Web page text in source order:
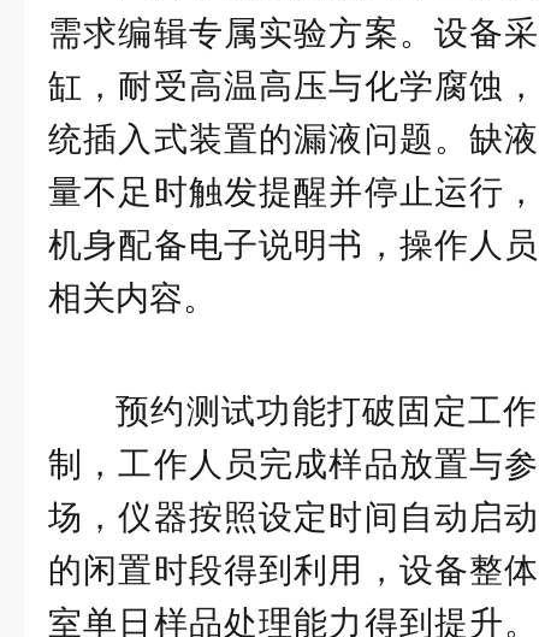
需求编辑专属实验方案。设备
缸，耐受高温高压与化学腐蚀
统插入式装置的漏液问题。缺
量不足时触发提醒并停止运行
机身配备电子说明书，操作人
相关内容。
预约测试功能打破固定工
制，工作人员完成样品放置与
场，仪器按照设定时间自动启
的闲置时段得到利用，设备整
室单日样品处理能力得到提升